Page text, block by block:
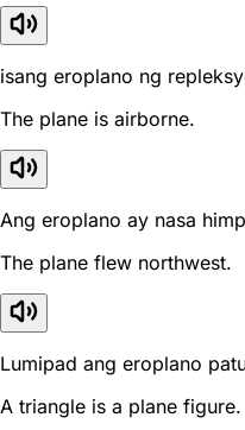
isang eroplano ng
The plane is airborne.
Ang eroplano ay nasa
The plane flew northwest.
Lumipad ang eroplano
A triangle is a plane figure.